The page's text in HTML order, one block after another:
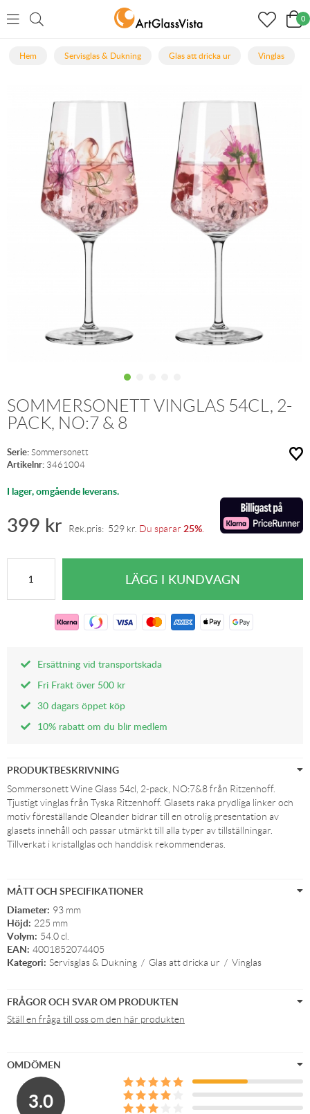
0
Hem Servisglas & Dukning Glas att dricka ur Vinglas
SOMMERSONETT VINGLAS 54CL, 2-
PACK, NO:7 & 8
Serie: Sommersonett
Artikelnr: 3461004
I lager, omgående leverans.
399 kr Rek.pris: 529 kr Du sparar 25%
Ersättning vid transportskada
Fri Frakt över 500 kr
30 dagars öppet köp
10% rabatt om du blir medlem
PRODUKTBESKRIVNING
Sommersonett Wine Glass 54cl, 2-pack, NO:7&8 från Ritzenhoff.
Tjustigt vinglas från Tyska Ritzenhoff. Glasets raka prydliga linker och
motiv föreställande Oleander bidrar till en otrolig presentation av
glasets innehåll och passar utmärkt till alla typer av tillställningar.
Tillverkat i kristallglas och handdisk rekommenderas.
MÅTT OCH SPECIFIKATIONER
Diameter: 93 mm
Höjd: 225 mm
Volym: 54.0 cl.
EAN: 4001852074405
Kategori: Servisglas & Dukning / Glas att dricka ur / Vinglas
FRÅGOR OCH SVAR OM PRODUKTEN
Ställ en fråga till oss om den här produkten
OMDÖMEN
3.0